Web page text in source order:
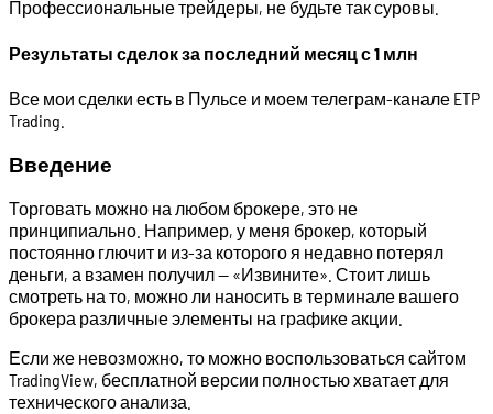
Профессиональные трейдеры, не будьте так суровы.
Результаты сделок за последний месяц с 1 млн
Все мои сделки есть в Пульсе и моем телеграм-канале ETP
Trading.
Введение
Торговать можно на любом брокере, это не
принципиально. Например, у меня брокер, который
постоянно глючит и из-за которого я недавно потерял
деньги, а взамен получил — «Извините». Стоит лишь
смотреть на то, можно ли наносить в терминале вашего
брокера различные элементы на графике акции.
Если же невозможно, то можно воспользоваться сайтом
TradingView, бесплатной версии полностью хватает для
технического анализа.